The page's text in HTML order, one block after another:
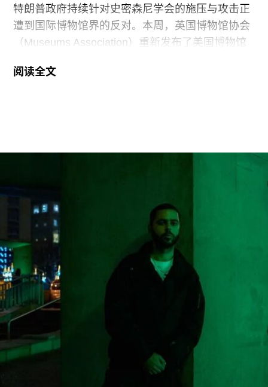
特朗普政府持续针对史密森尼学会的施压与攻击正
遭到国际博物馆界的反对。本周，英国博物馆协会
（Museums Association）重新发布了美国博物馆
月20日发表的一份声明，强烈谴责针对美国“国家
正博物馆所呈现的不准确信息”。7月4日，特朗普
尼学会及其管理层“未能完成阐释美国历史遗产这一
基本使命”。
美国博物馆联盟在声明中表示：“我们谴责特朗普政
府持续攻击史密森尼学会，以及那些负责保存、研
究和诠释美国历史、艺术、科学与文化的博物馆专
业人士。将博物馆如何呈现历史、艺术、科学、文
化及自然世界的方式政治化，并对从事这项工作的
博物馆专业人员进行人身攻击，正在威胁全国博物
馆的完整性与独立性。”
在2025年3月签署的一项行政命令中，特朗普批评
史密森尼学会宣扬“将美国和西方价值观描绘成有害
阅读全文